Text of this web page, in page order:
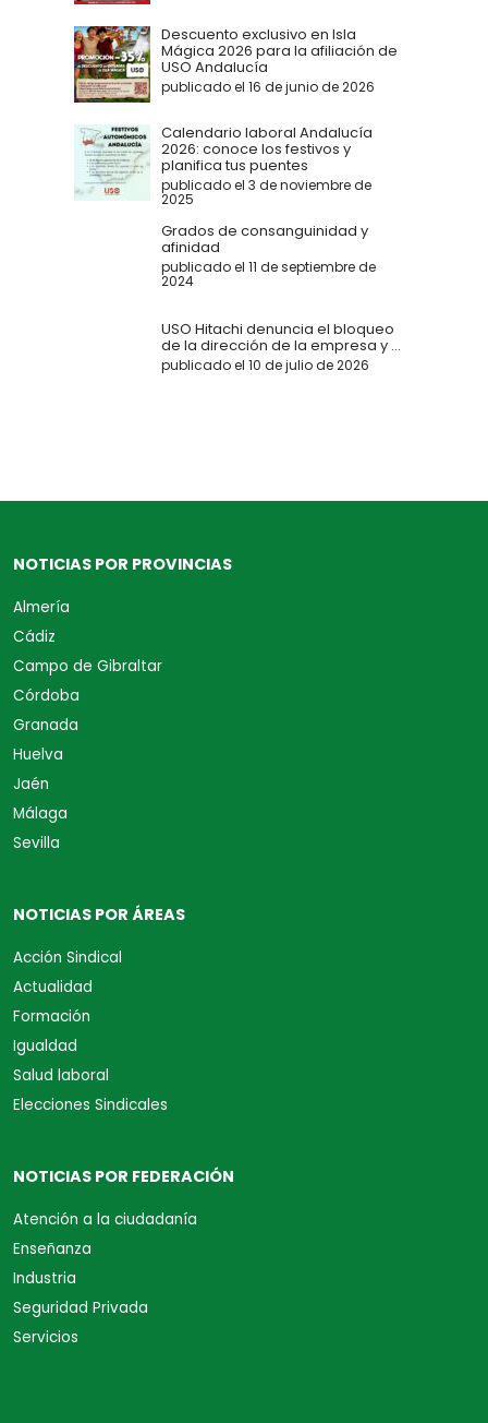
Descuento exclusivo en Isla
Mágica 2026 para la afiliación de
USO Andalucía
publicado el 16 de junio de 2026
Calendario laboral Andalucía
2026: conoce los festivos y
planifica tus puentes
publicado el 3 de noviembre de
2025
Grados de consanguinidad y
afinidad
publicado el 11 de septiembre de
2024
USO Hitachi denuncia el bloqueo
de la dirección de la empresa y ...
publicado el 10 de julio de 2026
NOTICIAS POR PROVINCIAS
Almería
Cádiz
Campo de Gibraltar
Córdoba
Granada
Huelva
Jaén
Málaga
Sevilla
NOTICIAS POR ÁREAS
Acción Sindical
Actualidad
Formación
Igualdad
Salud laboral
Elecciones Sindicales
NOTICIAS POR FEDERACIÓN
Atención a la ciudadanía
Enseñanza
Industria
Seguridad Privada
Servicios